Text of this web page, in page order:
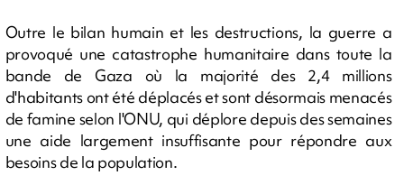
Outre le bilan humain et les destructions, la guerre a
provoqué une catastrophe humanitaire dans toute la
bande de Gaza où la majorité des 2,4 millions
d'habitants ont été déplacés et sont désormais menacés
de famine selon l'ONU, qui déplore depuis des semaines
une aide largement insuffisante pour répondre aux
besoins de la population.